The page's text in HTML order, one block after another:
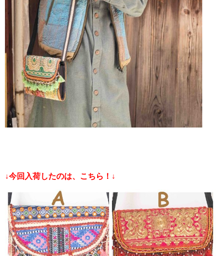
↓今回入荷したのは、こちら！↓